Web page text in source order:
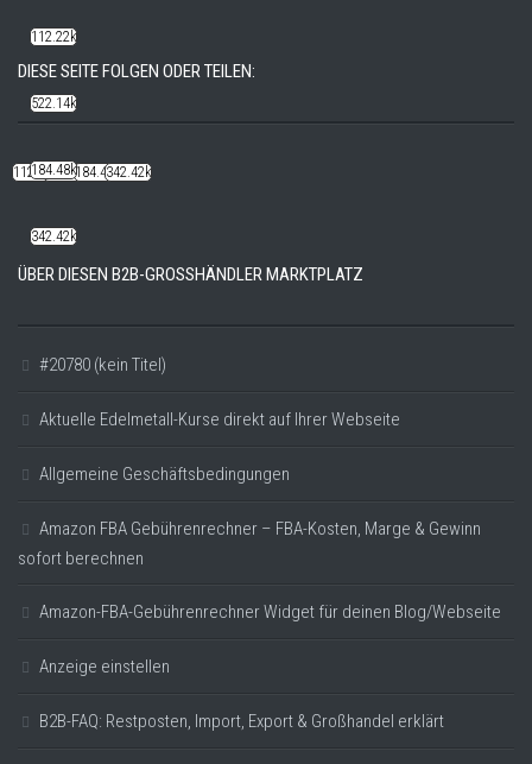
DIESE SEITE FOLGEN ODER TEILEN:
112.22k522.14k184.48k342.42k
ÜBER DIESEN B2B-GROSSHÄNDLER MARKTPLATZ
#20780 (kein Titel)
Aktuelle Edelmetall-Kurse direkt auf Ihrer Webseite
Allgemeine Geschäftsbedingungen
Amazon FBA Gebührenrechner – FBA-Kosten, Marge & Gewinn
sofort berechnen
Amazon-FBA-Gebührenrechner Widget für deinen Blog/Webseite
Anzeige einstellen
B2B-FAQ: Restposten, Import, Export & Großhandel erklärt
112.22k
522.14k
184.48k
342.42k